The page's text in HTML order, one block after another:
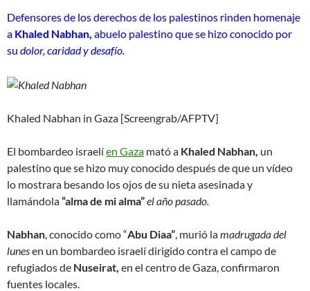
d
e
b
r
2
0
2
Defensores de los derechos de los palestinos rinden homenaje
a Khaled Nabhan, abuelo palestino que se hizo conocido por
su dolor, caridad y desafío.
Khaled Nabhan in Gaza [Screengrab/AFPTV]
El bombardeo israelíen Gaza mató a Khaled Nabhan, un
palestino que se hizo muy conocido después de que un vídeo
lo mostrara besando los ojos de su nieta asesinada y
llamándola“alma de mi alma”el año pasado.
Nabhan , conocido como “Abu Diaa” , murió lamadrugada del
lunesen un bombardeo israelí dirigido contra el campo de
refugiados de Nuseirat, en el centro de Gaza, confirmaron
fuentes locales.